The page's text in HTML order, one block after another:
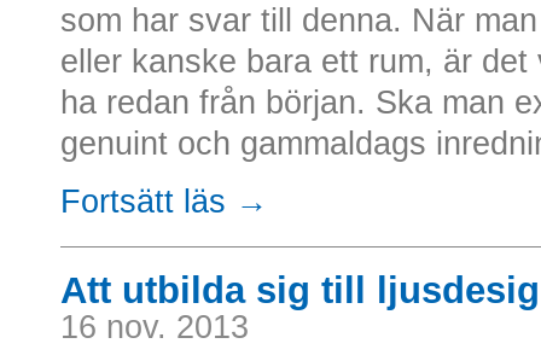
som har svar till denna. När
eller kanske bara ett rum, är
ha redan från början. Ska man
genuint och gammaldags
Fortsätt läs →
Att utbilda sig till
16 nov. 2013